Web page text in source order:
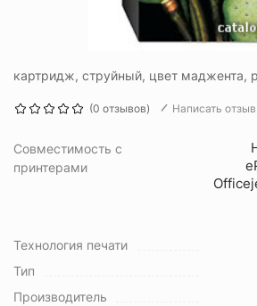
картридж, струйный, цвет маджента,
(0 отзывов) Написать отзыв
Совместимость с
принтерами
Технология печати
Тип
Производитель